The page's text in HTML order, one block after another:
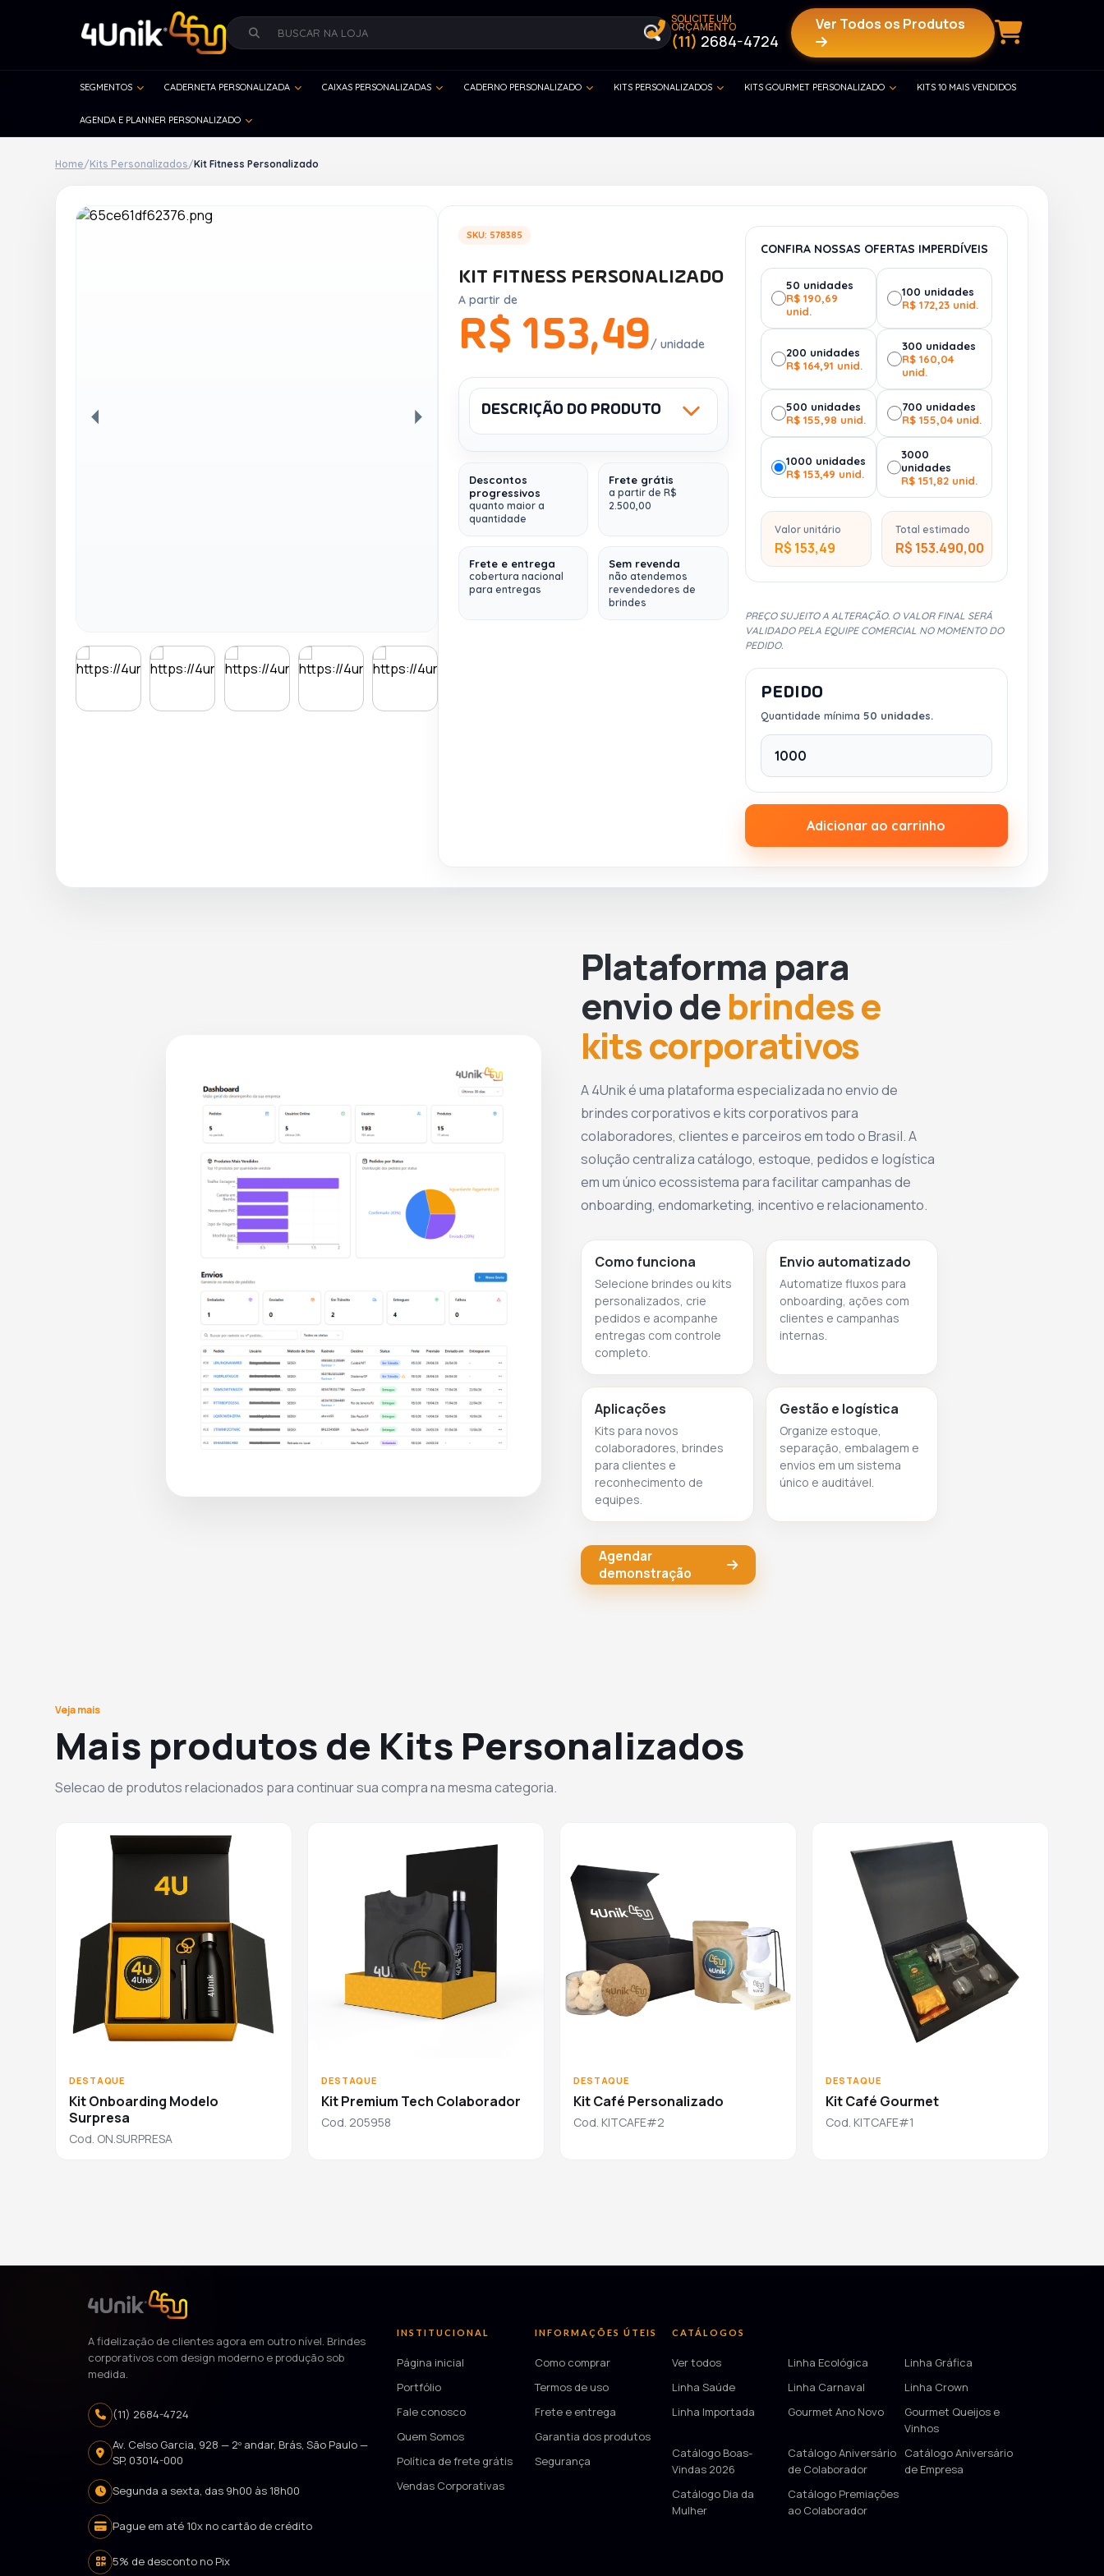
SOLICITE UM
ORÇAMENTO
(11) 2684-4724
Ver Todos os Produtos
SEGMENTOS CADERNETA PERSONALIZADA CAIXAS PERSONALIZADAS CADERNO PERSONALIZADO KITS PERSONALIZADOS KITS GOURMET PERSONALIZADO KITS 10 MAIS VENDIDOS
AGENDA E PLANNER PERSONALIZADO
Home/Kits Personalizados/Kit Fitness Personalizado
Próxima
SKU: 578385
KIT FITNESS PERSONALIZADO
A partir de
R$ 153,49/ unidade
DESCRIÇÃO DO PRODUTO
Kit Academia
Personalizado
(Personalize do
seu jeito, com a identidade de sua
Contem 4 itens:
Brinde neste anúncio. Veja mais opções
distribui tudo de forma unificada sem
Descontos
progressivos
quanto maior a
quantidade
Frete grátis
a partir de R$
2.500,00
Frete e entrega
cobertura nacional
para entregas
Sem revenda
não atendemos
revendedores de
brindes
CONFIRA NOSSAS OFERTAS IMPERDÍVEIS
50 unidades
R$ 190,69
unid.
100 unidades
R$ 172,23 unid.
200 unidades
R$ 164,91 unid.
300 unidades
R$ 160,04
unid.
500 unidades
R$ 155,98 unid.
700 unidades
R$ 155,04 unid.
1000 unidades
R$ 153,49 unid.
3000
unidades
R$ 151,82 unid.
Valor unitário
R$ 153,49
Total estimado
R$ 153.490,00
PREÇO SUJEITO A ALTERAÇÃO. O VALOR FINAL SERÁ
VALIDADO PELA EQUIPE COMERCIAL NO MOMENTO DO
PEDIDO.
PEDIDO
Quantidade mínima 50 unidades.
Adicionar ao carrinho
Plataforma para
envio debrindes e
kits corporativos
A 4Unik é uma plataforma especializada no envio de
brindes corporativos e kits corporativos para
colaboradores, clientes e parceiros em todo o Brasil. A
solução centraliza catálogo, estoque, pedidos e logística
em um único ecossistema para facilitar campanhas de
onboarding, endomarketing, incentivo e relacionamento.
Como funciona
Selecione brindes ou kits
personalizados, crie
pedidos e acompanhe
entregas com controle
completo.
Envio automatizado
Automatize fluxos para
onboarding, ações com
clientes e campanhas
internas.
Aplicações
Kits para novos
colaboradores, brindes
para clientes e
reconhecimento de
equipes.
Gestão e logística
Organize estoque,
separação, embalagem e
envios em um sistema
único e auditável.
Agendar
demonstração
Veja mais
Mais produtos de Kits Personalizados
Selecao de produtos relacionados para continuar sua compra na mesma categoria.
DESTAQUE
Kit Onboarding Modelo
Surpresa
Cod. ON.SURPRESA
DESTAQUE
Kit Premium Tech Colaborador
Cod. 205958
DESTAQUE
Kit Café Personalizado
Cod. KITCAFE#2
DESTAQUE
Kit Café Gourmet
Cod. KITCAFE#1
A fidelização de clientes agora em outro nível. Brindes
corporativos com design moderno e produção sob
medida.
(11) 2684-4724
Av. Celso Garcia, 928 — 2º andar, Brás, São Paulo —
SP, 03014-000
Segunda a sexta, das 9h00 às 18h00
Pague em até 10x no cartão de crédito
5% de desconto no Pix
INSTITUCIONAL
Página inicial
Portfólio
Fale conosco
Quem Somos
Política de frete grátis
Vendas Corporativas
INFORMAÇÕES ÚTEIS
Como comprar
Termos de uso
Frete e entrega
Garantia dos produtos
Segurança
CATÁLOGOS
Ver todos Linha Ecológica
Linha Gráfica
Linha Saúde
Linha Carnaval
Linha Crown
Linha Importada
Gourmet Ano Novo
Gourmet Queijos e
Vinhos
Catálogo Boas-
Vindas 2026
Catálogo Aniversário
de Colaborador
Catálogo Aniversário
de Empresa
Catálogo Dia da
Mulher
Catálogo Premiações
ao Colaborador